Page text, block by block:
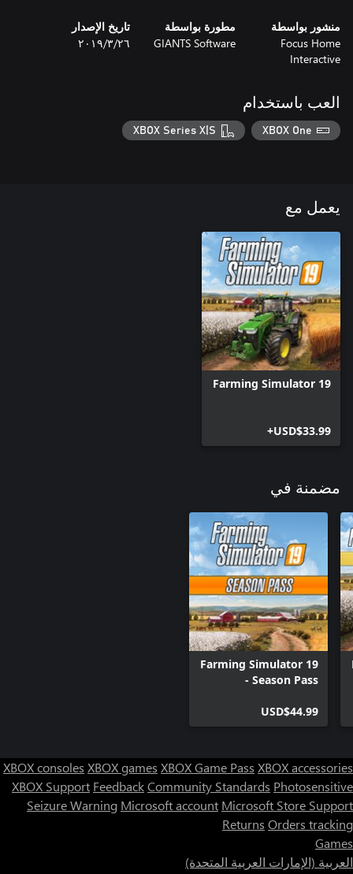
منشور بواسطة
Focus Home
Interactive
مطورة بواسطة
GIANTS Software
تاريخ الإصدار
٢٦‏/٣‏/٢٠١٩
العب باستخدام
XBOX One
XBOX Series X|S
يعمل مع
Farming Simulator 19
USD$33.99+
مضمنة في
Farming Simulator 19
- Season Pass
USD$44.99
XBOX consoles XBOX games XBOX Game Pass XBOX accessories
XBOX Support FeedbackCommunity Standards Photosensitive
Seizure Warning Microsoft account Microsoft Store Support
Returns Orders tracking
Games
العربية (الإمارات العربية المتحدة)